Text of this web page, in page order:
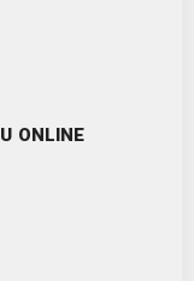
ONLINE